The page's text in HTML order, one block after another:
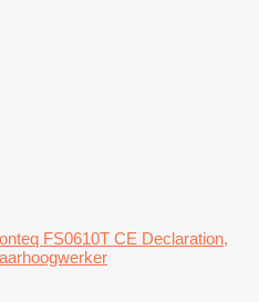
FS0610T CE Declaration,